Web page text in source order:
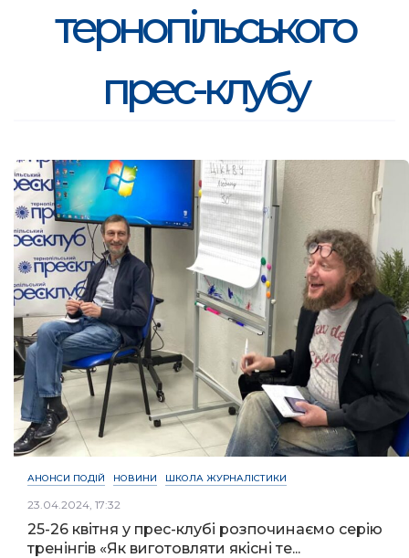
тернопільського
прес-клубу
АНОНСИ ПОДІЙ НОВИНИ ШКОЛА ЖУРНАЛІСТИКИ
23.04.2024, 17:32
25-26 квітня у прес-клубі розпочинаємо серію
тренінгів «Як виготовляти якісні те...